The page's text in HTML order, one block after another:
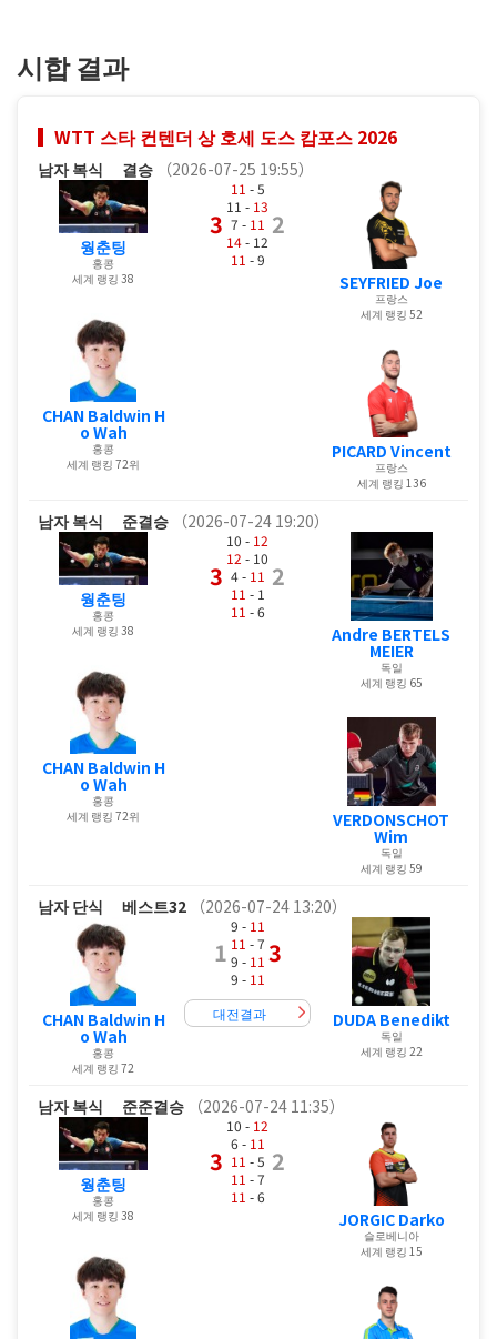
시합 결과
WTT 스타 컨텐더 상 호세 도스 캄포스 2026
남자 복식 결승 （2026-07-25 19:55）
웡춘팅
홍콩
세계 랭킹 38
CHAN Baldwin H
o Wah
홍콩
세계 랭킹 72위
3
11 - 5
11 - 13
7 - 11
14- 12
11 - 9
2
SEYFRIED Joe
프랑스
세계 랭킹 52
PICARD Vincent
프랑스
세계 랭킹 136
남자 복식 준결승 （2026-07-24 19:20）
웡춘팅
홍콩
세계 랭킹 38
CHAN Baldwin H
o Wah
홍콩
세계 랭킹 72위
3
10 - 12
12 - 10
4 - 11
11 - 1
11 - 6
2
Andre BERTELS
MEIER
독일
세계 랭킹 65
VERDONSCHOT
Wim
독일
세계 랭킹 59
남자 단식 베스트32 （2026-07-24 13:20）
CHAN Baldwin H
o Wah
홍콩
세계 랭킹 72
1
9 - 11
11 - 7
9 - 11
9 - 11
3
대전결과 DUDA Benedikt
독일
세계 랭킹 22
남자 복식 준준결승 （2026-07-24 11:35）
웡춘팅
홍콩
세계 랭킹 38
3
10 - 12
6 - 11
11 - 5
11 - 7
11 - 6
2
JORGIC Darko
슬로베니아
세계 랭킹 15